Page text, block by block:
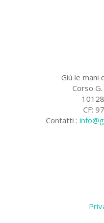
Giù le mani
Corso
CF:
Contatti :